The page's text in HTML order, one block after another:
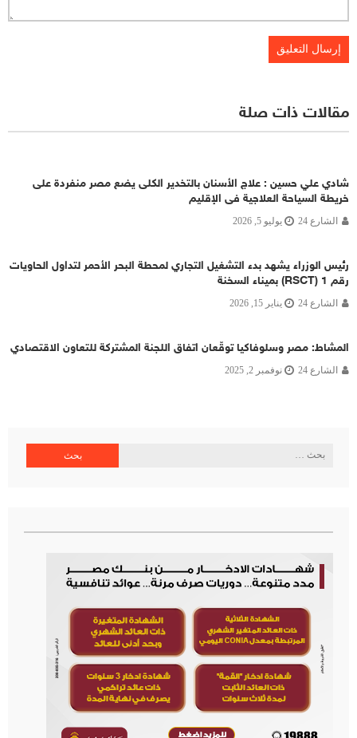
مقالات ذات صلة
شادي علي حسين : علاج الأسنان بالتخدير الكلى يضع مصر منفردة على
خريطة السياحة العلاجية فى الإقليم
الشارع 24 يوليو 5, 2026
رئيس الوزراء يشهد بدء التشغيل التجاري لمحطة البحر الأحمر لتداول الحاويات
رقم 1 (RSCT) بميناء السخنة
الشارع 24 يناير 15, 2026
المشاط: مصر وسلوفاكيا توقّعان اتفاق اللجنة المشتركة للتعاون الاقتصادي
الشارع 24 نوفمبر 2, 2025
البحث